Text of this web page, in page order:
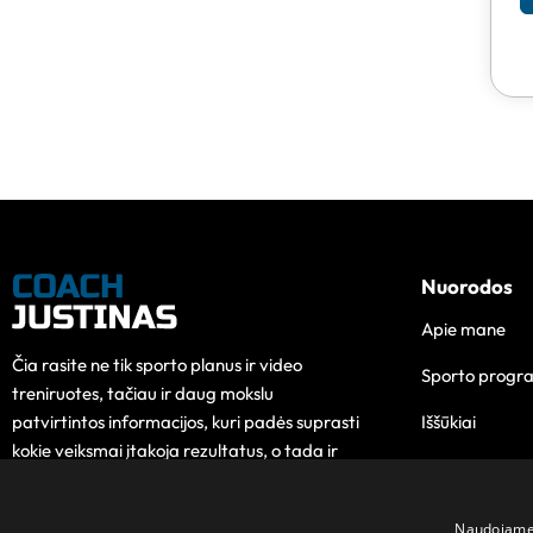
Čia rasite ne tik sporto planus ir video
treniruotes, tačiau ir daug mokslu
patvirtintos informacijos, kuri padės suprasti
kokie veiksmai įtakoja rezultatus, o tada ir
Nuorodos
Apie mane
Sporto
Iššūkiai